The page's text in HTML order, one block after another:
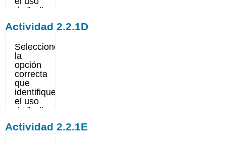
Actividad 2.2.1D
Actividad 2.2.1E